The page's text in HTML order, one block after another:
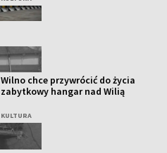
Wilno chce przywrócić do życia
zabytkowy hangar nad Wilią
KULTURA